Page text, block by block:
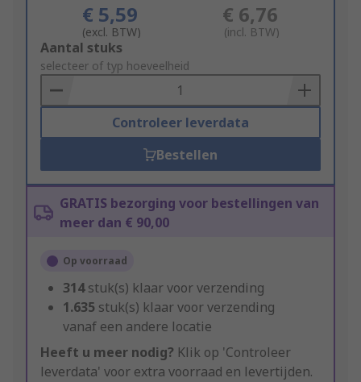
€ 5,59
(excl. BTW)
€ 6,76
(incl. BTW)
Add
to
Basket
Aantal stuks
selecteer of typ hoeveelheid
Controleer leverdata
Bestellen
GRATIS bezorging voor bestellingen van
meer dan € 90,00
Op voorraad
314stuk(s) klaar voor verzending
1.635 stuk(s) klaar voor verzending
vanaf een andere locatie
Heeft u meer nodig? Klik op 'Controleer
leverdata' voor extra voorraad en levertijden.